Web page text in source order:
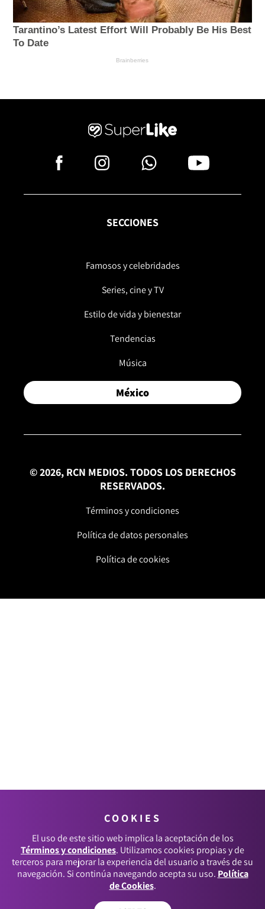
SECCIONES
Famosos y celebridades
Series, cine y TV
Estilo de vida y bienestar
Tendencias
Música
México
© 2026, RCN MEDIOS. TODOS LOS DERECHOS
RESERVADOS.
Términos y condiciones
Política de datos personales
Política de cookies
COOKIES
El uso de este sitio web implica la aceptación de los
Términos y condiciones. Utilizamos cookies propias y de
terceros para mejorar la experiencia del usuario a través de su
navegación. Si continúa navegando acepta su uso. Política
de Cookies.